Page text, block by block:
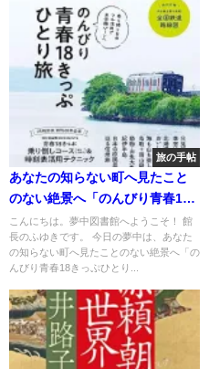
旅の手帖
あなたの知らない町へ見たこと
のない絶景へ「のんびり青春18
きっぷひとり旅」
こんにちは。夢中図書館へようこそ！ 館
長のふゆきです。 今日の夢中は、あなた
の知らない町へ見たことのない絶景へ「の
んびり青春18きっぷひとり...